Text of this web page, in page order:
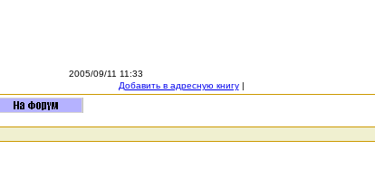
2005/09/11 11:33
Добавить в адресную книгу|